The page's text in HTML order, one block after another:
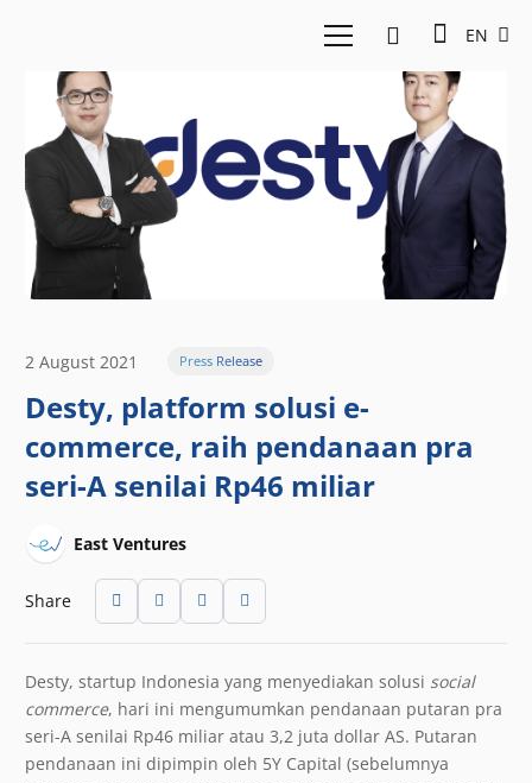
EN
2 August 2021 Press Release
Desty, platform solusi e-
commerce, raih pendanaan pra
seri-A senilai Rp46 miliar
East Ventures
Share
Desty, startup Indonesia yang menyediakan solusi social
commerce, hari ini mengumumkan pendanaan putaran pra
seri-A senilai Rp46 miliar atau 3,2 juta dollar AS. Putaran
pendanaan ini dipimpin oleh 5Y Capital (sebelumnya